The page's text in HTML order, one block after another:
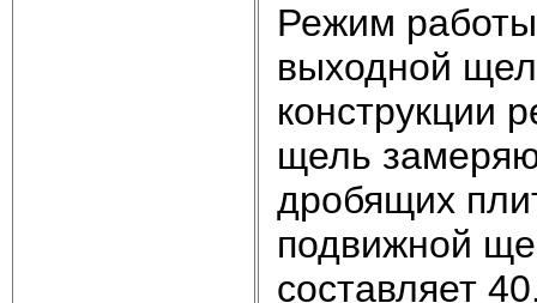
Режим работы
выходной
конструкции
щель
дробящих
подвижной
составляет